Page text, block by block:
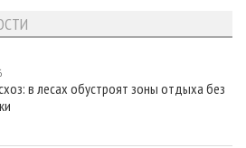
в лесах обустроят зоны отдыха без